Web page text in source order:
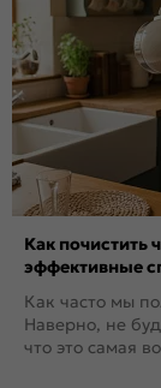
Как почистить
эффективные
Как часто мы
Наверно, не
что это самая